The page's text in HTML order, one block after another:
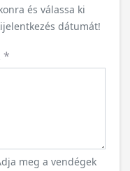
és válassa ki
dátumát!
*
meg a vendégek